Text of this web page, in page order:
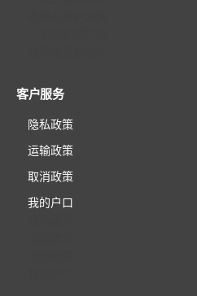
客户服务
隐私政策
运输政策
取消政策
我的户口